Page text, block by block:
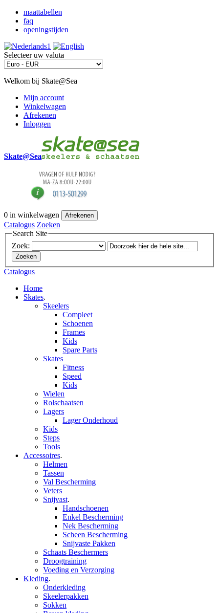
maattabellen
faq
openingstijden
Selecteer uw valuta
Welkom bij Skate@Sea
Mijn account
Winkelwagen
Afrekenen
Inloggen
Skate@Sea
0 in winkelwagen Afrekenen
Catalogus Zoeken
Search Site
Zoek:
Zoeken
Catalogus
Home
Skates.
Skeelers
Compleet
Schoenen
Frames
Kids
Spare Parts
Skates
Fitness
Speed
Kids
Wielen
Rolschaatsen
Lagers
Lager Onderhoud
Kids
Steps
Tools
Accessoires.
Helmen
Tassen
Val Bescherming
Veters
Snijvast.
Handschoenen
Enkel Bescherming
Nek Bescherming
Scheen Bescherming
Snijvaste Pakken
Schaats Beschermers
Droogtraining
Voeding en Verzorging
Kleding.
Onderkleding
Skeelerpakken
Sokken